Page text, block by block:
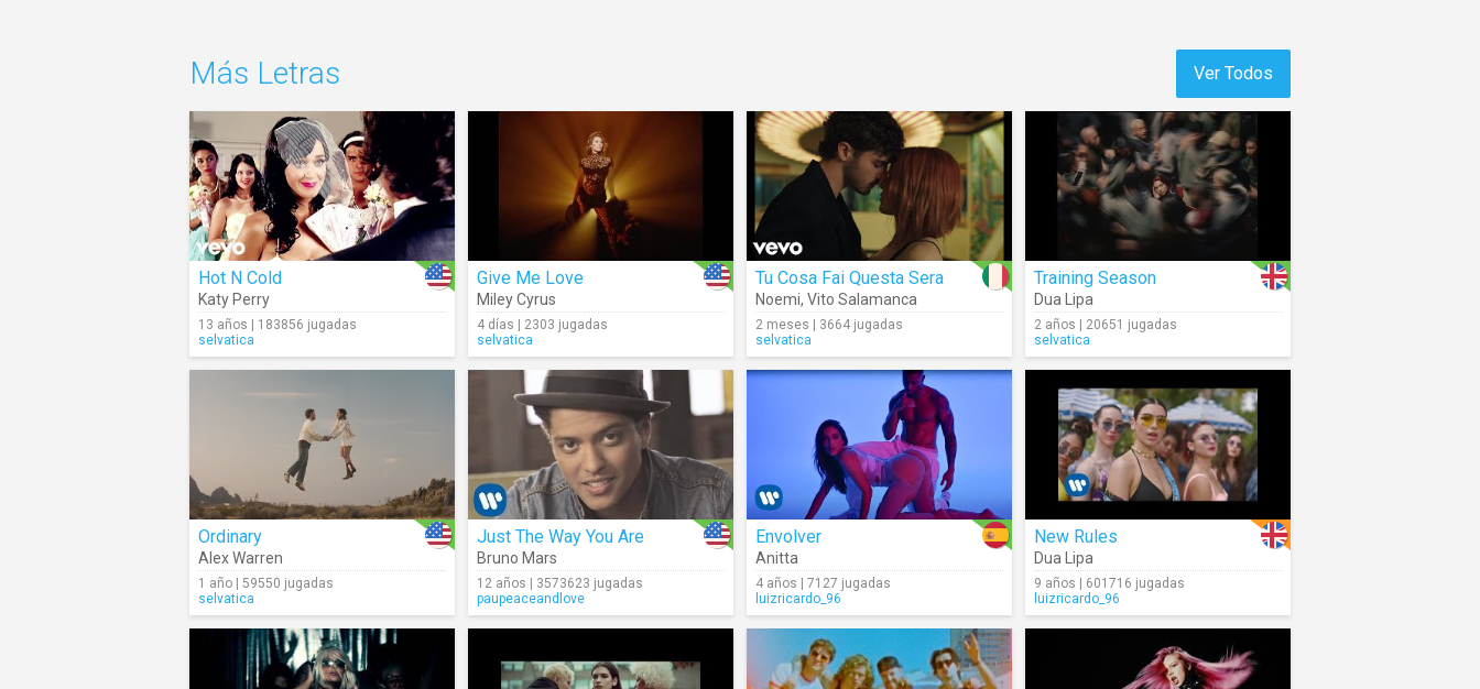
Ver Todos
Más Letras
Hot N Cold
Katy Perry
13 años | 183856 jugadas
selvatica
Give Me Love
Miley Cyrus
4 días | 2303 jugadas
selvatica
Tu Cosa Fai Questa Sera
Noemi, Vito Salamanca
2 meses | 3664 jugadas
selvatica
Training Season
Dua Lipa
2 años | 20651 jugadas
selvatica
Ordinary
Alex Warren
1 año | 59550 jugadas
selvatica
Just The Way You Are
Bruno Mars
12 años | 3573623 jugadas
paupeaceandlove
Envolver
Anitta
4 años | 7127 jugadas
luizricardo_96
New Rules
Dua Lipa
9 años | 601716 jugadas
luizricardo_96